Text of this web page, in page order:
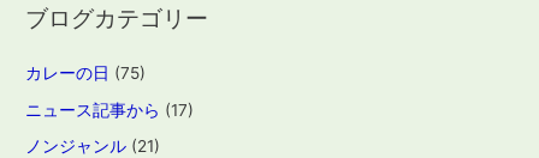
ブログカテゴリー
カレーの日 (75)
ニュース記事から (17)
ノンジャンル (21)